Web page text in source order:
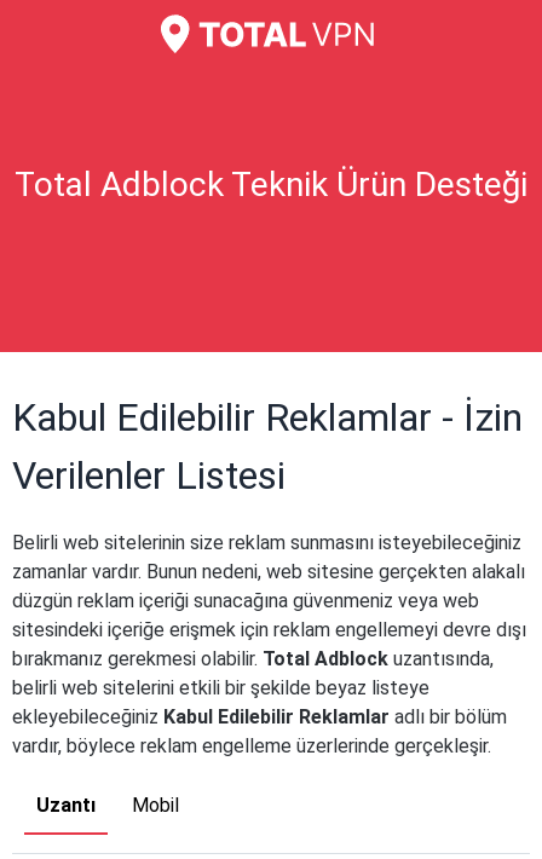
Total Adblock Teknik Ürün Desteği
Kabul Edilebilir Reklamlar - İzin
Verilenler Listesi
Belirli web sitelerinin size reklam sunmasını isteyebileceğiniz
zamanlar vardır. Bunun nedeni, web sitesine gerçekten alakalı
düzgün reklam içeriği sunacağına güvenmeniz veya web
sitesindeki içeriğe erişmek için reklam engellemeyi devre dışı
bırakmanız gerekmesi olabilir. Total Adblock uzantısında,
belirli web sitelerini etkili bir şekilde beyaz listeye
ekleyebileceğiniz Kabul Edilebilir Reklamlar adlı bir bölüm
vardır, böylece reklam engelleme üzerlerinde gerçekleşir.
Uzantı Mobil